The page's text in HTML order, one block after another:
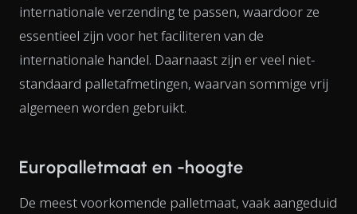
internationale verzending te passen, waardoor ze
essentieel zijn voor het faciliteren van de
internationale handel. Daarnaast zijn er veel niet-
standaard palletafmetingen, waarvan sommige vrij
algemeen worden gebruikt.
Europalletmaat en -hoogte
De meest voorkomende palletmaat, vaak aangeduid